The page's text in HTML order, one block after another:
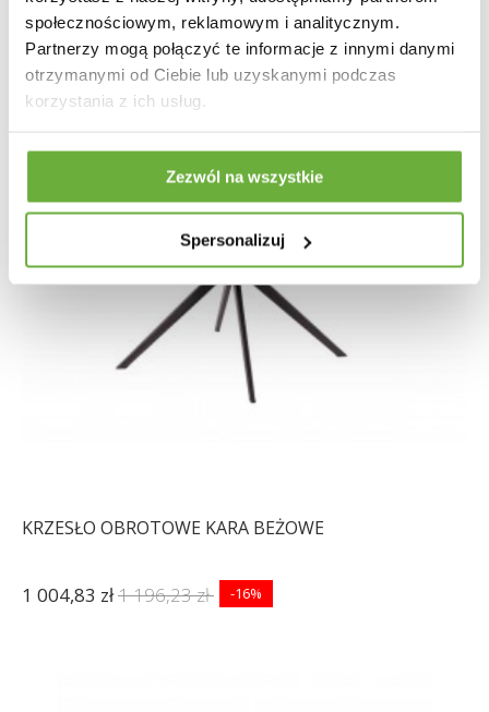
społecznościowym, reklamowym i analitycznym.
Partnerzy mogą połączyć te informacje z innymi danymi
otrzymanymi od Ciebie lub uzyskanymi podczas
korzystania z ich usług.
Zezwól na wszystkie
Spersonalizuj
KRZESŁO OBROTOWE KARA BEŻOWE
1 004,83 zł1 196,23 zł -16%